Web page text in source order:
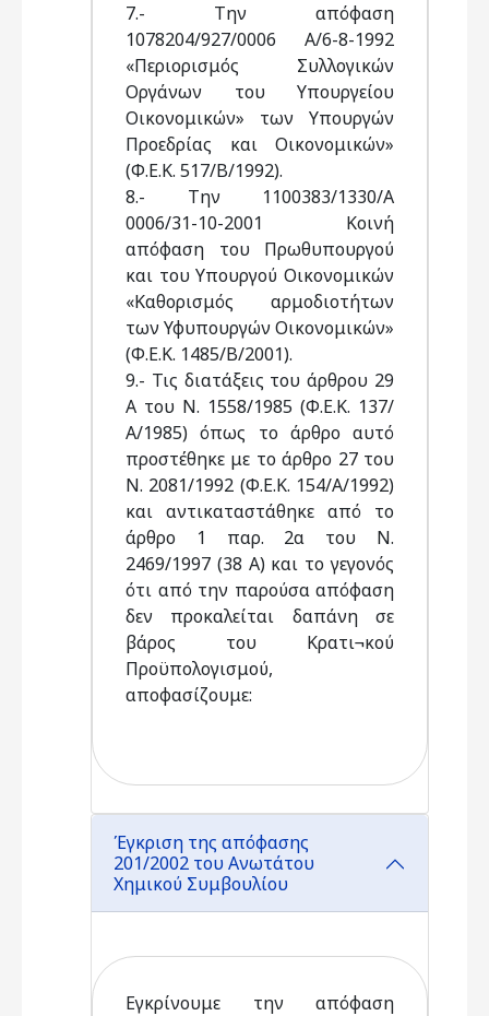
7.- Την απόφαση
1078204/927/0006 Α/6-8-1992
«Περιορισμός Συλλογικών
Οργάνων του Υπουργείου
Οικονομικών» των Υπουργών
Προεδρίας και Οικονομικών»
(Φ.Ε.Κ. 517/Β/1992).
8.- Την 1100383/1330/Α
0006/31-10-2001 Κοινή
απόφαση του Πρωθυπουργού
και του Υπουργού Οικονομικών
«Καθορισμός αρμοδιοτήτων
των Υφυπουργών Οικονομικών»
(Φ.Ε.Κ. 1485/Β/2001).
9.- Τις διατάξεις του άρθρου 29
Α του Ν. 1558/1985 (Φ.Ε.Κ. 137/
Α/1985) όπως το άρθρο αυτό
προστέθηκε με το άρθρο 27 του
Ν. 2081/1992 (Φ.Ε.Κ. 154/Α/1992)
και αντικαταστάθηκε από το
άρθρο 1 παρ. 2α του Ν.
2469/1997 (38 Α) και το γεγονός
ότι από την παρούσα απόφαση
δεν προκαλείται δαπάνη σε
βάρος του Κρατι¬κού
Προϋπολογισμού,
αποφασίζουμε:
Έγκριση της απόφασης
201/2002 του Ανωτάτου
Χημικού Συμβουλίου
Εγκρίνουμε την απόφαση